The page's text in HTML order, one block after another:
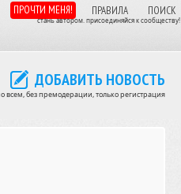
ПРОЧТИ МЕНЯ! ПРАВИЛА ПОИСК
стань автором. присоединяйся к сообществу!
ДОБАВИТЬ НОВОСТЬ
всем, без премодерации, только регистрация